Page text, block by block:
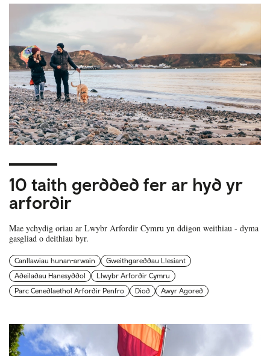
10 taith gerdded fer ar hyd yr
arfordir
Mae ychydig oriau ar Lwybr Arfordir Cymru yn ddigon weithiau - dyma
gasgliad o deithiau byr.
Canllawiau hunan-arwain
Gweithgareddau Llesiant
Adeiladau Hanesyddol
Llwybr Arfordir Cymru
Parc Cenedlaethol Arfordir Penfro
Diod Awyr Agored